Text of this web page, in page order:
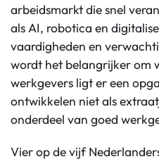
arbeidsmarkt die snel
als AI, robotica en
vaardigheden en
wordt het belangrijker om
werkgevers ligt er een
ontwikkelen niet als
onderdeel van goed
Vier op de vijf